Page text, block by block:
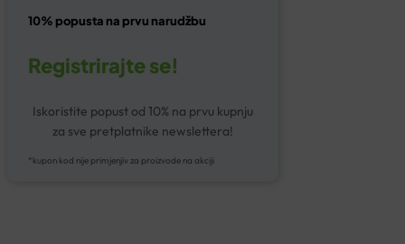
10% popusta na prvu narudžbu
Registrirajte se!
Iskoristite popust od 10% na prvu kupnju
za sve pretplatnike newslettera!
*kupon kod nije primjenjiv za proizvode na akciji